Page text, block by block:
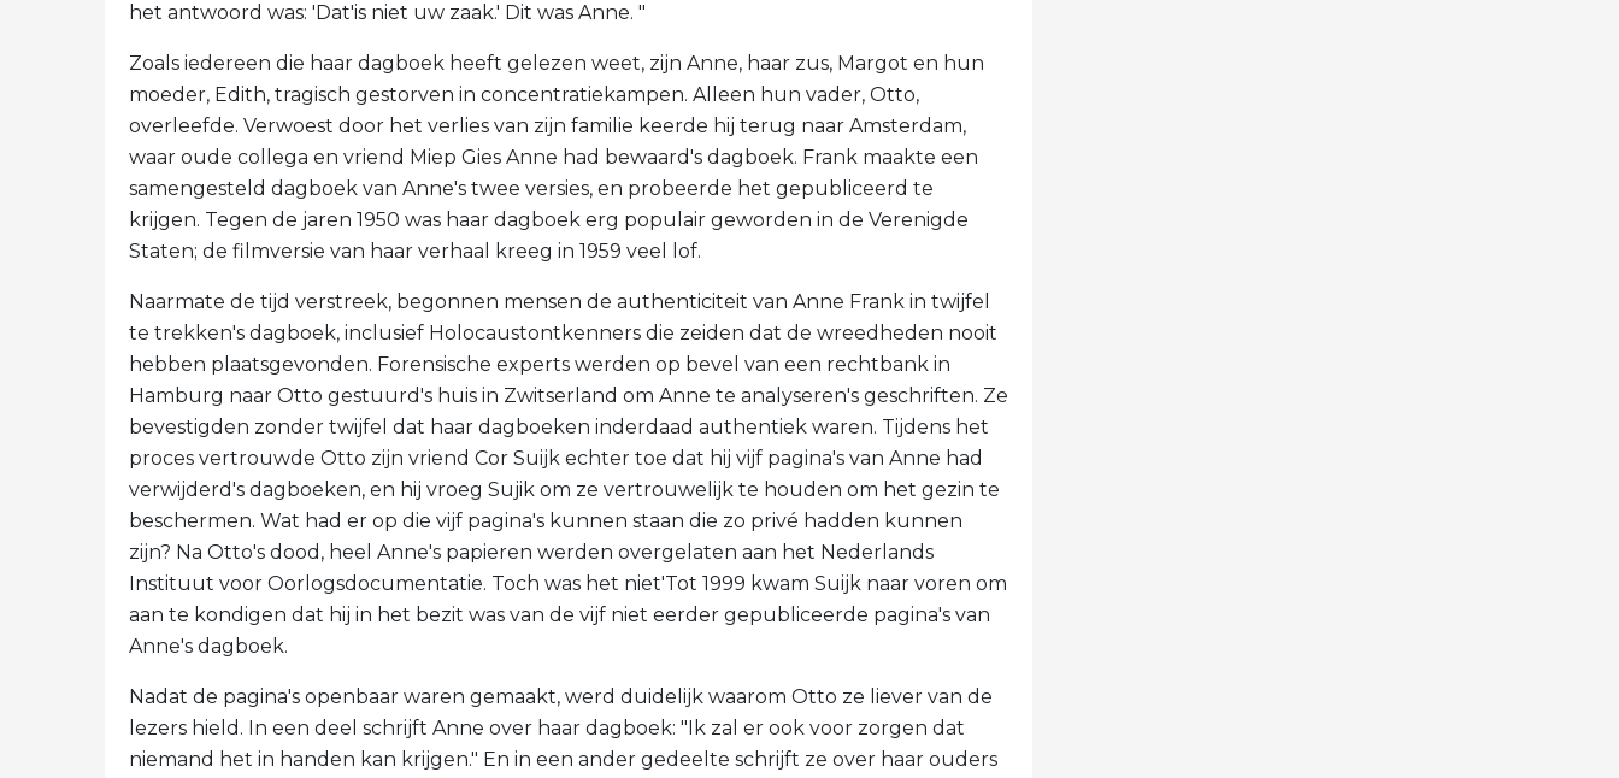
het antwoord was: 'Dat'is niet uw zaak.' Dit was Anne. "
Zoals iedereen die haar dagboek heeft gelezen weet, zijn Anne, haar zus, Margot en hun
moeder, Edith, tragisch gestorven in concentratiekampen. Alleen hun vader, Otto,
overleefde. Verwoest door het verlies van zijn familie keerde hij terug naar Amsterdam,
waar oude collega en vriend Miep Gies Anne had bewaard's dagboek. Frank maakte een
samengesteld dagboek van Anne's twee versies, en probeerde het gepubliceerd te
krijgen. Tegen de jaren 1950 was haar dagboek erg populair geworden in de Verenigde
Staten; de filmversie van haar verhaal kreeg in 1959 veel lof.
Naarmate de tijd verstreek, begonnen mensen de authenticiteit van Anne Frank in twijfel
te trekken's dagboek, inclusief Holocaustontkenners die zeiden dat de wreedheden nooit
hebben plaatsgevonden. Forensische experts werden op bevel van een rechtbank in
Hamburg naar Otto gestuurd's huis in Zwitserland om Anne te analyseren's geschriften. Ze
bevestigden zonder twijfel dat haar dagboeken inderdaad authentiek waren. Tijdens het
proces vertrouwde Otto zijn vriend Cor Suijk echter toe dat hij vijf pagina's van Anne had
verwijderd's dagboeken, en hij vroeg Sujik om ze vertrouwelijk te houden om het gezin te
beschermen. Wat had er op die vijf pagina's kunnen staan ​​die zo privé hadden kunnen
zijn? Na Otto's dood, heel Anne's papieren werden overgelaten aan het Nederlands
Instituut voor Oorlogsdocumentatie. Toch was het niet'Tot 1999 kwam Suijk naar voren om
aan te kondigen dat hij in het bezit was van de vijf niet eerder gepubliceerde pagina's van
Anne's dagboek.
Nadat de pagina's openbaar waren gemaakt, werd duidelijk waarom Otto ze liever van de
lezers hield. In een deel schrijft Anne over haar dagboek: "Ik zal er ook voor zorgen dat
niemand het in handen kan krijgen." En in een ander gedeelte schrijft ze over haar ouders